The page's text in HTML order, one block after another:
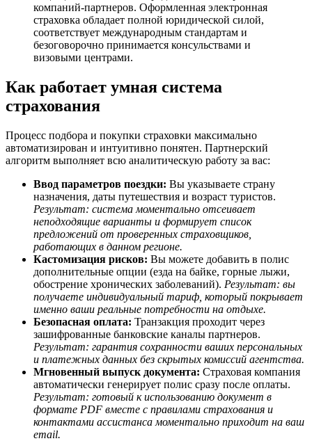
компаний-партнеров. Оформленная электронная
страховка обладает полной юридической силой,
соответствует международным стандартам и
безоговорочно принимается консульствами и
визовыми центрами.
Как работает умная система
страхования
Процесс подбора и покупки страховки максимально
автоматизирован и интуитивно понятен. Партнерский
алгоритм выполняет всю аналитическую работу за вас:
Ввод параметров поездки: Вы указываете страну
назначения, даты путешествия и возраст туристов.
Результат: система моментально отсеивает
неподходящие варианты и формирует список
предложений от проверенных страховщиков,
работающих в данном регионе.
Кастомизация рисков: Вы можете добавить в полис
дополнительные опции (езда на байке, горные лыжи,
обострение хронических заболеваний). Результат: вы
получаете индивидуальный тариф, который покрывает
именно ваши реальные потребности на отдыхе.
Безопасная оплата: Транзакция проходит через
зашифрованные банковские каналы партнеров.
Результат: гарантия сохранности ваших персональных
и платежных данных без скрытых комиссий агентства.
Мгновенный выпуск документа: Страховая компания
автоматически генерирует полис сразу после оплаты.
Результат: готовый к использованию документ в
формате PDF вместе с правилами страхования и
контактами ассистанса моментально приходит на ваш
email.